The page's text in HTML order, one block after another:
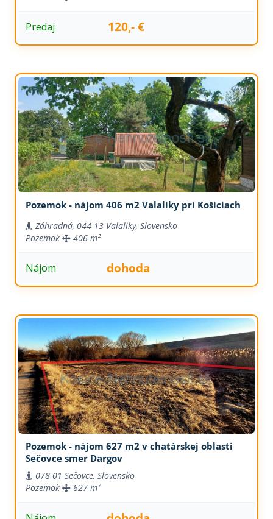
Predaj 120,- €
Pozemok - nájom 406 m2 Valaliky pri Košiciach
Záhradná, 044 13 Valaliky, Slovensko
Pozemok
406 m²
Nájom dohoda
Pozemok - nájom 627 m2 v chatárskej oblasti
Sečovce smer Dargov
078 01 Sečovce, Slovensko
Pozemok
627 m²